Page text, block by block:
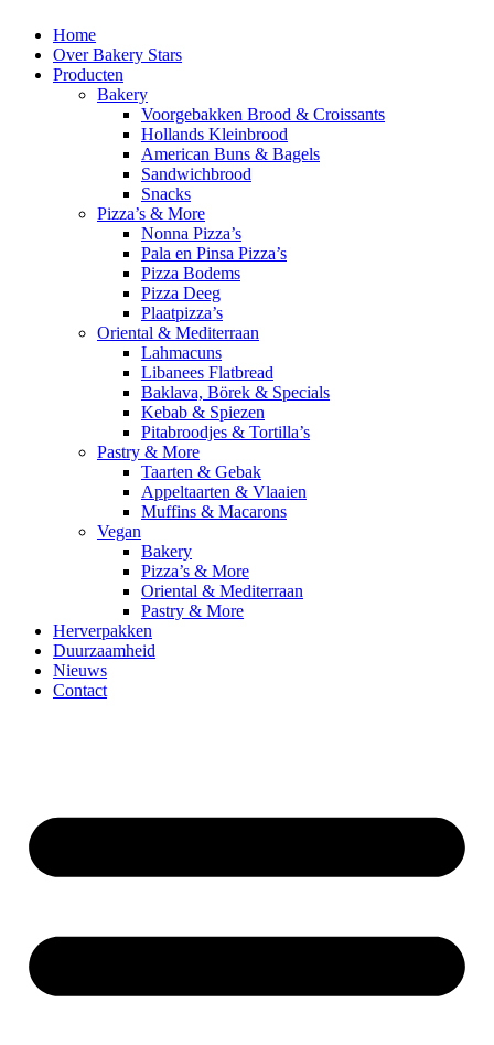
Home
Over Bakery Stars
Producten
Bakery
Voorgebakken Brood & Croissants
Hollands Kleinbrood
American Buns & Bagels
Sandwichbrood
Snacks
Pizza’s & More
Nonna Pizza’s
Pala en Pinsa Pizza’s
Pizza Bodems
Pizza Deeg
Plaatpizza’s
Oriental & Mediterraan
Lahmacuns
Libanees Flatbread
Baklava, Börek & Specials
Kebab & Spiezen
Pitabroodjes & Tortilla’s
Pastry & More
Taarten & Gebak
Appeltaarten & Vlaaien
Muffins & Macarons
Vegan
Bakery
Pizza’s & More
Oriental & Mediterraan
Pastry & More
Herverpakken
Duurzaamheid
Nieuws
Contact